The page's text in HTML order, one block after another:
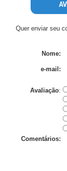
Quer enviar seu
Nome:
e-mail:
Avaliação:
Comentários: